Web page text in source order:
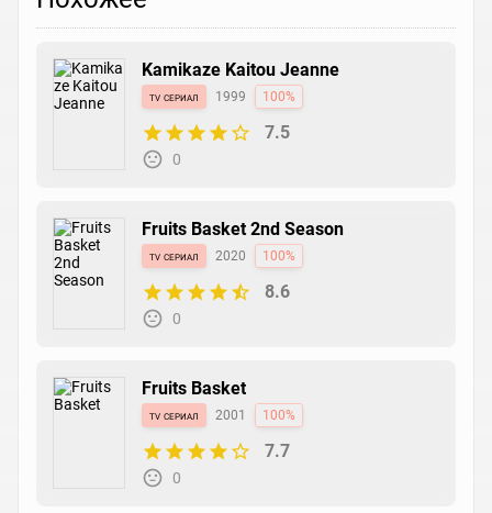
Kamikaze Kaitou Jeanne
tv сериал 1999 100%
7.5
0
Fruits Basket 2nd Season
tv сериал 2020 100%
8.6
0
Fruits Basket
tv сериал 2001 100%
7.7
0